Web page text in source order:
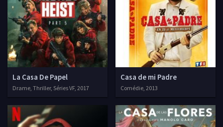
La Casa De Papel
Drame, Thriller, Séries VF, 2017
Casa de mi Padre
Comédie, 2013